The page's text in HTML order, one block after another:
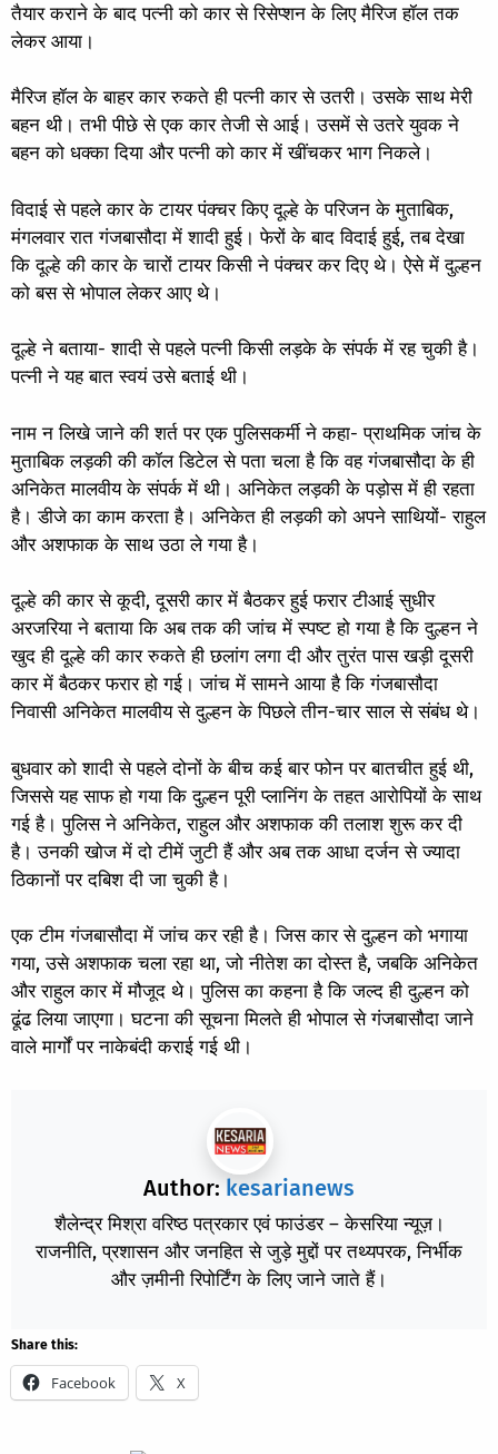
तैयार कराने के बाद पत्नी को कार से रिसेप्शन के लिए मैरिज हॉल तक
लेकर आया।
मैरिज हॉल के बाहर कार रुकते ही पत्नी कार से उतरी। उसके साथ मेरी
बहन थी। तभी पीछे से एक कार तेजी से आई। उसमें से उतरे युवक ने
बहन को धक्का दिया और पत्नी को कार में खींचकर भाग निकले।
विदाई से पहले कार के टायर पंक्चर किए दूल्हे के परिजन के मुताबिक,
मंगलवार रात गंजबासौदा में शादी हुई। फेरों के बाद विदाई हुई, तब देखा
कि दूल्हे की कार के चारों टायर किसी ने पंक्चर कर दिए थे। ऐसे में दुल्हन
को बस से भोपाल लेकर आए थे।
दूल्हे ने बताया- शादी से पहले पत्नी किसी लड़के के संपर्क में रह चुकी है।
पत्नी ने यह बात स्वयं उसे बताई थी।
नाम न लिखे जाने की शर्त पर एक पुलिसकर्मी ने कहा- प्राथमिक जांच के
मुताबिक लड़की की कॉल डिटेल से पता चला है कि वह गंजबासौदा के ही
अनिकेत मालवीय के संपर्क में थी। अनिकेत लड़की के पड़ोस में ही रहता
है। डीजे का काम करता है। अनिकेत ही लड़की को अपने साथियों- राहुल
और अशफाक के साथ उठा ले गया है।
दूल्हे की कार से कूदी, दूसरी कार में बैठकर हुई फरार टीआई सुधीर
अरजरिया ने बताया कि अब तक की जांच में स्पष्ट हो गया है कि दुल्हन ने
खुद ही दूल्हे की कार रुकते ही छलांग लगा दी और तुरंत पास खड़ी दूसरी
कार में बैठकर फरार हो गई। जांच में सामने आया है कि गंजबासौदा
निवासी अनिकेत मालवीय से दुल्हन के पिछले तीन-चार साल से संबंध थे।
बुधवार को शादी से पहले दोनों के बीच कई बार फोन पर बातचीत हुई थी,
जिससे यह साफ हो गया कि दुल्हन पूरी प्लानिंग के तहत आरोपियों के साथ
गई है। पुलिस ने अनिकेत, राहुल और अशफाक की तलाश शुरू कर दी
है। उनकी खोज में दो टीमें जुटी हैं और अब तक आधा दर्जन से ज्यादा
ठिकानों पर दबिश दी जा चुकी है।
एक टीम गंजबासौदा में जांच कर रही है। जिस कार से दुल्हन को भगाया
गया, उसे अशफाक चला रहा था, जो नीतेश का दोस्त है, जबकि अनिकेत
और राहुल कार में मौजूद थे। पुलिस का कहना है कि जल्द ही दुल्हन को
ढूंढ लिया जाएगा। घटना की सूचना मिलते ही भोपाल से गंजबासौदा जाने
वाले मार्गों पर नाकेबंदी कराई गई थी।
Author: kesarianews
शैलेन्द्र मिश्रा वरिष्ठ पत्रकार एवं फाउंडर – केसरिया न्यूज़।
राजनीति, प्रशासन और जनहित से जुड़े मुद्दों पर तथ्यपरक, निर्भीक
और ज़मीनी रिपोर्टिंग के लिए जाने जाते हैं।
Share this:
Facebook X